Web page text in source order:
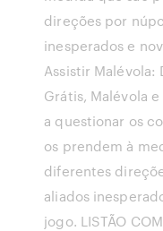
direções por
inesperados e
Assistir Malévola:
Grátis, Malévola
a questionar os
os prendem à
diferentes
aliados
jogo. LISTÃO